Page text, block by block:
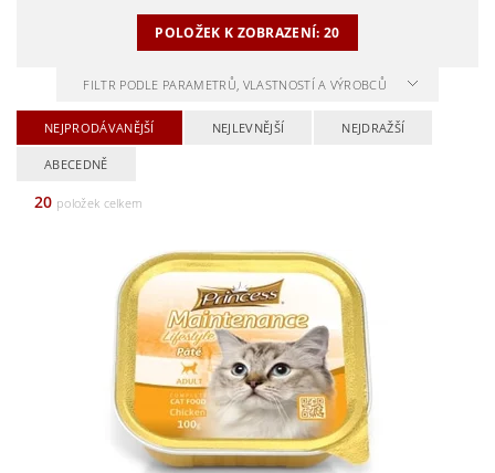
POLOŽEK K ZOBRAZENÍ:20
FILTR PODLE PARAMETRŮ, VLASTNOSTÍ A VÝROBCŮ
NEJPRODÁVANĚJŠÍ NEJLEVNĚJŠÍ NEJDRAŽŠÍ
ABECEDNĚ
20 položek celkem